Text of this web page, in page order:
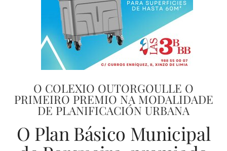
O COLEXIO OUTORGOULLE O
PRIMEIRO PREMIO NA MODALIDADE
DE PLANIFICACIÓN URBANA
O Plan Básico Municipal